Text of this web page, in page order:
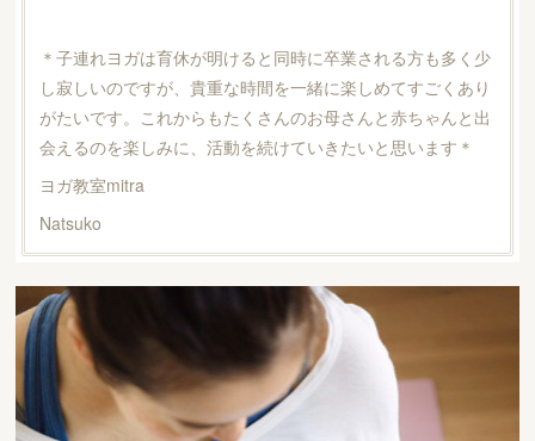
＊子連れヨガは育休が明けると同時に卒業される方も多く少
し寂しいのですが、貴重な時間を一緒に楽しめてすごくあり
がたいです。これからもたくさんのお母さんと赤ちゃんと出
会えるのを楽しみに、活動を続けていきたいと思います＊
ヨガ教室mitra
Natsuko